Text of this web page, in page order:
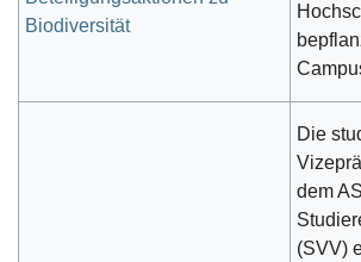
Biodiversität
Die
dem
(SVV)